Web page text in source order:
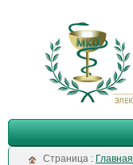
Cтраница : Главная